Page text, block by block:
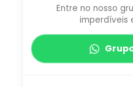
Entre no nosso
imperdíveis